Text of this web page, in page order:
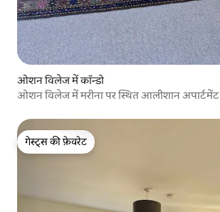
ओशन विलेज में कॉन्डो
ओशन विलेज में मरीना पर स्थित आलीशान अपार्टमेंट
गेस्ट्स की फ़ेवरेट
गेस्ट्स की फ़ेवरेट